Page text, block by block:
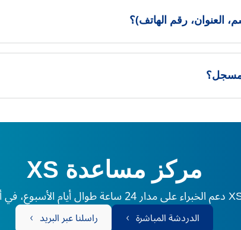
العنوان، رقم الهاتف)؟
مركز مساعدة XS
الدردشة المباشرة راسلنا عبر البريد